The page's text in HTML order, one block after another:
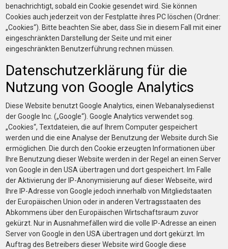
benachrichtigt, sobald ein Cookie gesendet wird. Sie können
Cookies auch jederzeit von der Festplatte ihres PC löschen (Ordner:
„Cookies“). Bitte beachten Sie aber, dass Sie in diesem Fall mit einer
eingeschränkten Darstellung der Seite und mit einer
eingeschränkten Benutzerführung rechnen müssen.
Datenschutzerklärung für die
Nutzung von Google Analytics
Diese Website benutzt Google Analytics, einen Webanalysedienst
der Google Inc. („Google“). Google Analytics verwendet sog.
„Cookies“, Textdateien, die auf Ihrem Computer gespeichert
werden und die eine Analyse der Benutzung der Website durch Sie
ermöglichen. Die durch den Cookie erzeugten Informationen über
Ihre Benutzung dieser Website werden in der Regel an einen Server
von Google in den USA übertragen und dort gespeichert. Im Falle
der Aktivierung der IP-Anonymisierung auf dieser Webseite, wird
Ihre IP-Adresse von Google jedoch innerhalb von Mitgliedstaaten
der Europäischen Union oder in anderen Vertragsstaaten des
Abkommens über den Europäischen Wirtschaftsraum zuvor
gekürzt. Nur in Ausnahmefällen wird die volle IP-Adresse an einen
Server von Google in den USA übertragen und dort gekürzt. Im
Auftrag des Betreibers dieser Website wird Google diese